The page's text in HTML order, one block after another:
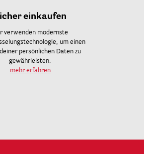
einkaufen
verwenden modernste
um einen
persönlichen Daten zu
gewährleisten.
mehr erfahren